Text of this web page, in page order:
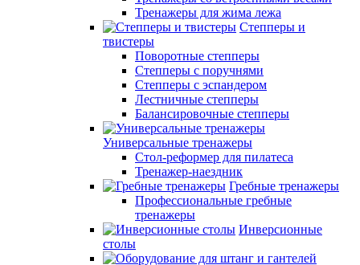
Тренажеры для жима лежа
Степперы и
твистеры
Поворотные степперы
Степперы с поручнями
Степперы с эспандером
Лестничные степперы
Балансировочные степперы
Универсальные тренажеры
Стол-реформер для пилатеса
Тренажер-наездник
Гребные тренажеры
Профессиональные гребные
тренажеры
Инверсионные
столы